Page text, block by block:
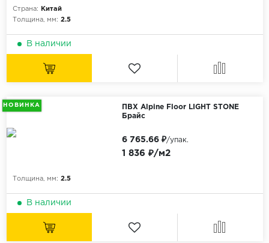
Страна:
Китай
Толщина, мм: 2.5
В наличии
НОВИНКА
ПВХ Alpine Floor LIGHT STONE
Брайс
Толщина, мм: 2.5
1 836 ₽/м2
6 765.66 ₽/упак.
В наличии